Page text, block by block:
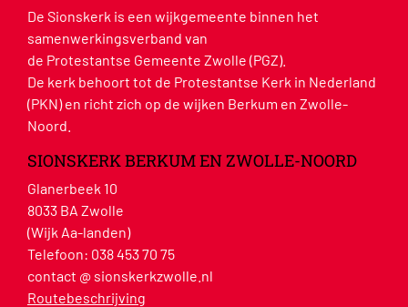
De Sionskerk is een wijkgemeente binnen het
samenwerkingsverband van
de Protestantse Gemeente Zwolle (PGZ).
De kerk behoort tot de Protestantse Kerk in Nederland
(PKN) en richt zich op de wijken Berkum en Zwolle-
Noord.
SIONSKERK BERKUM EN ZWOLLE-NOORD
Glanerbeek 10
8033 BA Zwolle
(Wijk Aa-landen)
Telefoon: 038 453 70 75
contact @ sionskerkzwolle.nl
Routebeschrijving